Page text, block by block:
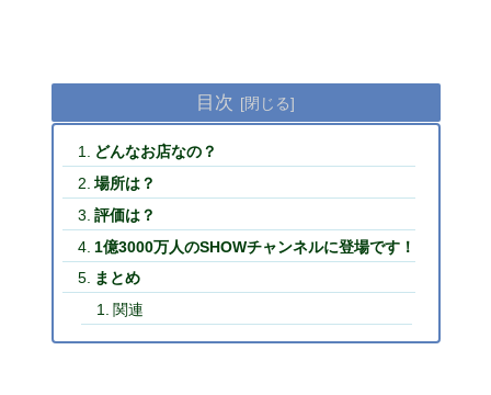
目次
どんなお店なの？
場所は？
評価は？
1億3000万人のSHOWチャンネルに登場です！
まとめ
関連